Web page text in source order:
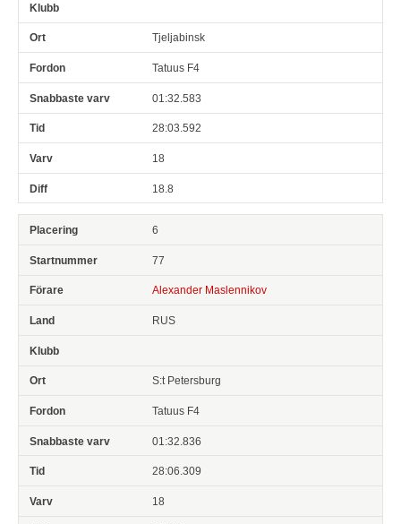
Tjeljabinsk
Tatuus F4
01:32.583
28:03.592
18
18.8
6
77
Alexander Maslennikov
RUS
S:t Petersburg
Tatuus F4
01:32.836
28:06.309
18